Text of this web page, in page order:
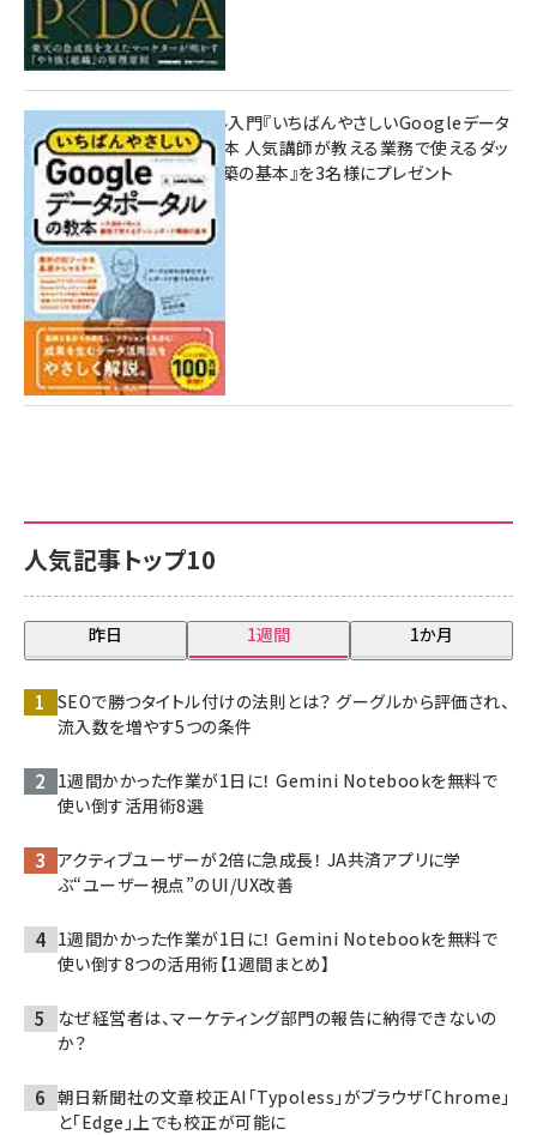
人気記事トップ10
昨日 1週間 1か月
SEOで勝つタイトル付けの法則とは？ グーグルから評価され、
流入数を増やす5つの条件
1週間かかった作業が1日に！ Gemini Notebookを無料で
使い倒す活用術8選
アクティブユーザーが2倍に急成長！ JA共済アプリに学
ぶ“ユーザー視点”のUI/UX改善
1週間かかった作業が1日に！ Gemini Notebookを無料で
使い倒す8つの活用術【1週間まとめ】
なぜ経営者は、マーケティング部門の報告に納得できないの
か？
朝日新聞社の文章校正AI「Typoless」がブラウザ「Chrome」
と「Edge」上でも校正が可能に
無料BIツール入門『いちばんやさしいGoogleデータ
ポータルの教本 人気講師が教える業務で使えるダッ
シュボード構築の基本』を3名様にプレゼント
7月31日 10:00